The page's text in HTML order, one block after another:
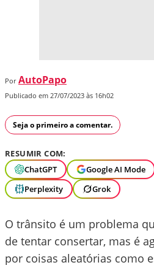
Por AutoPapo
Publicado em 27/07/2023 às 16h02
Seja o primeiro a comentar.
RESUMIR COM:
ChatGPT
Google AI Mode
Perplexity
Grok
O trânsito é um problema
de tentar consertar, mas é
por coisas aleatórias como